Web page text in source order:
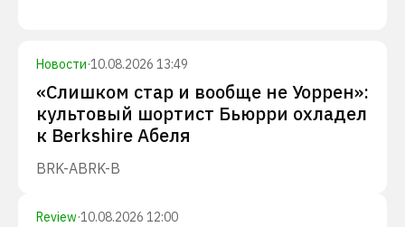
Новости·10.08.2026 13:49
«Слишком стар и вообще не Уоррен»:
культовый шортист Бьюрри охладел
к Berkshire Абеля
BRK-ABRK-B
Review·10.08.2026 12:00